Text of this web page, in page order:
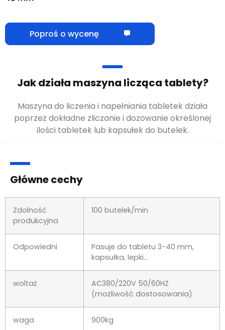
Poproś o wycenę
Jak działa maszyna licząca tablety?
Maszyna do liczenia i napełniania tabletek działa
poprzez dokładne zliczanie i dozowanie określonej
ilości tabletek lub kapsułek do butelek.
Główne cechy
Zdolność
produkcyjna
100 butelek/min
Odpowiedni
Pasuje do tabletu 3-40 mm,
kapsułka, lepki…
woltaż
AC380/220V 50/60HZ
(możliwość dostosowania)
waga 900kg